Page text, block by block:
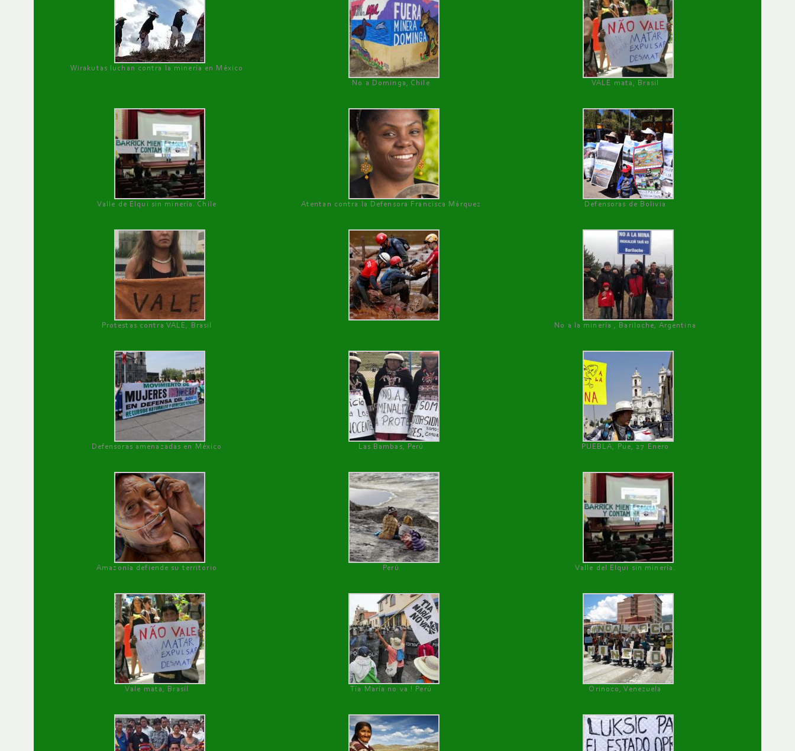
Wirakutas luchan contra la minería en México
No a Dominga, Chile
VALE mata, Brasil
Valle de Elqui sin minería. Chile Atentan contra la Defensora Francisca Márquez Defensoras de Bolivia
Protestas contra VALE, Brasil No a la minería , Bariloche, Argentina
Defensoras amenazadas en México Las Bambas, Perú PUEBLA, Pue, 27 Enero
Amazonía defiende su territorio Perú Valle del Elqui sin minería.
Vale mata, Brasil Tía María no va ! Perú Orinoco, Venezuela